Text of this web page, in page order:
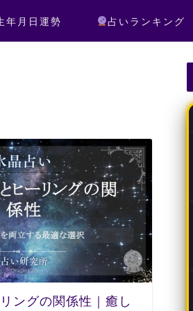
年月日運勢 占いランキング
ングの関係性｜癒し